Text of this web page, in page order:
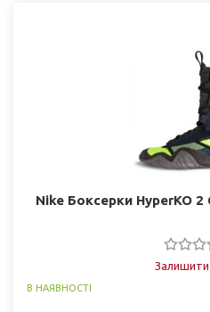
Nike Боксерки HyperKO
Залишити
В НАЯВНОСТІ